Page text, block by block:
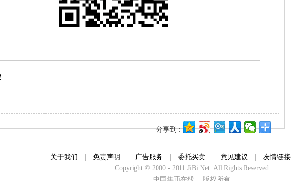
分享到：
关于我们 免责声明 广告服务 委托买卖 意见建议 友情链接
Copyright © 2000 - 2011 JiBi.Net. All Rights Reserved
中国集币在线 版权所有